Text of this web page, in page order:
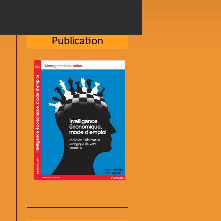
Publication